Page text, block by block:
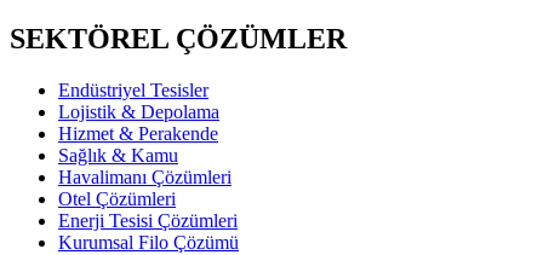
SEKTÖREL ÇÖZÜMLER
Endüstriyel Tesisler
Lojistik & Depolama
Hizmet & Perakende
Sağlık & Kamu
Havalimanı Çözümleri
Otel Çözümleri
Enerji Tesisi Çözümleri
Kurumsal Filo Çözümü